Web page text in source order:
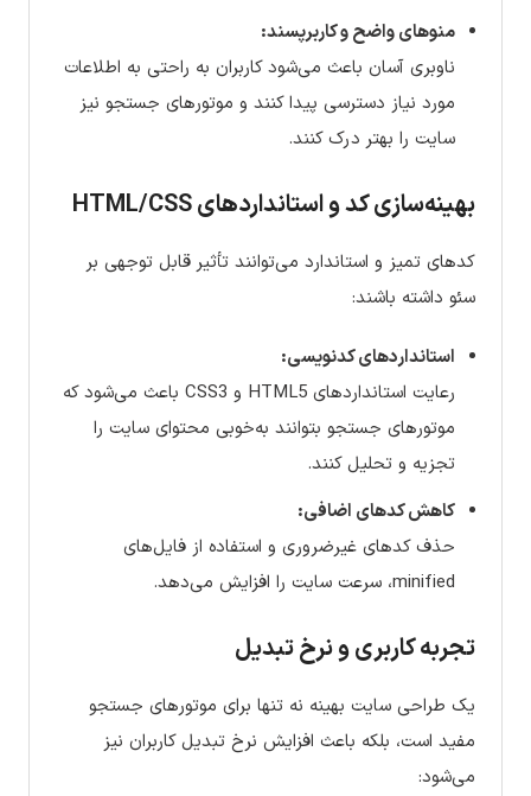
منوهای واضح و کاربرپسند:
ناوبری آسان باعث می‌شود کاربران به راحتی به اطلاعات
مورد نیاز دسترسی پیدا کنند و موتورهای جستجو نیز
سایت را بهتر درک کنند.
بهینه‌سازی کد و استانداردهای HTML/CSS
کدهای تمیز و استاندارد می‌توانند تأثیر قابل توجهی بر
سئو داشته باشند:
استانداردهای کدنویسی:
رعایت استانداردهای HTML5 و CSS3 باعث می‌شود که
موتورهای جستجو بتوانند به‌خوبی محتوای سایت را
تجزیه و تحلیل کنند.
کاهش کدهای اضافی:
حذف کدهای غیرضروری و استفاده از فایل‌های
minified، سرعت سایت را افزایش می‌دهد.
تجربه کاربری و نرخ تبدیل
یک طراحی سایت بهینه نه تنها برای موتورهای جستجو
مفید است، بلکه باعث افزایش نرخ تبدیل کاربران نیز
می‌شود: